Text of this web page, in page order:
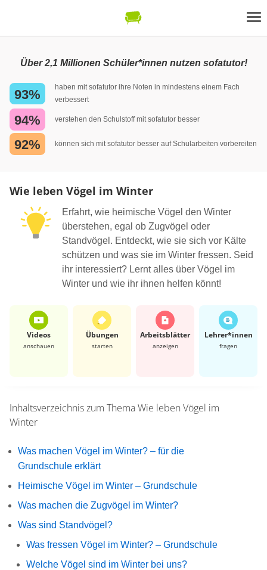
Über 2,1 Millionen Schüler*innen nutzen sofatutor!
93%
haben mit sofatutor ihre Noten in mindestens einem Fach
verbessert
94% verstehen den Schulstoff mit sofatutor besser
92% können sich mit sofatutor besser auf Schularbeiten vorbereiten
Wie leben Vögel im Winter
Erfahrt, wie heimische Vögel den Winter
überstehen, egal ob Zugvögel oder
Standvögel. Entdeckt, wie sie sich vor Kälte
schützen und was sie im Winter fressen. Seid
ihr interessiert? Lernt alles über Vögel im
Winter und wie ihr ihnen helfen könnt!
Videos
anschauen
Übungen
starten
Arbeits­blätter
anzeigen
Lehrer*​innen
fragen
Inhaltsverzeichnis zum ThemaWie leben Vögel im
Winter
Was machen Vögel im Winter? – für die
Grundschule erklärt
Heimische Vögel im Winter – Grundschule
Was machen die Zugvögel im Winter?
Was sind Standvögel?
Was fressen Vögel im Winter? – Grundschule
Welche Vögel sind im Winter bei uns?